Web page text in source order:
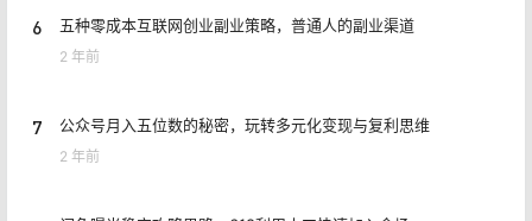
6 五种零成本互联网创业副业策略，普通人的副业渠道
2 年前
7 公众号月入五位数的秘密，玩转多元化变现与复利思维
2 年前